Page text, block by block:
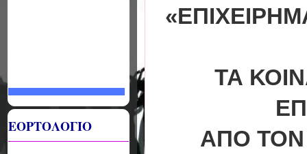
«
ΤΑ
ΑΠΟ
ΕΟΡΤΟΛΟΓΙΟ